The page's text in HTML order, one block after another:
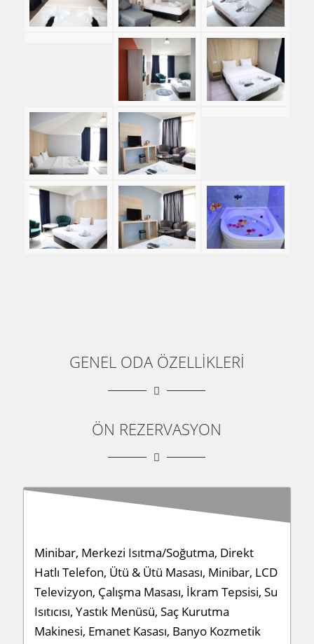
GENEL ODA ÖZELLİKLERİ
ÖN REZERVASYON
Minibar, Merkezi Isıtma/Soğutma, Direkt
Hatlı Telefon, Ütü & Ütü Masası, Minibar, LCD
Televizyon, Çalışma Masası, İkram Tepsisi, Su
Isıtıcısı, Yastık Menüsü, Saç Kurutma
Makinesi, Emanet Kasası, Banyo Kozmetik